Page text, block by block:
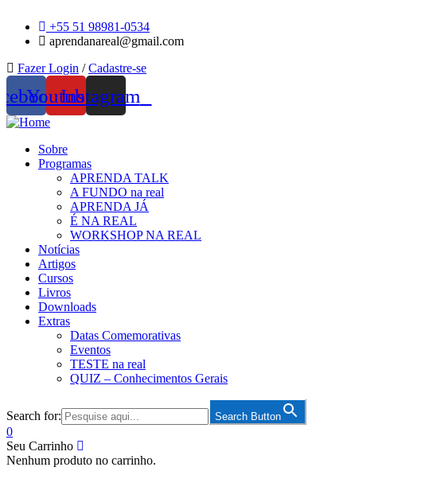
+55 51 98981-0534
aprendanareal@gmail.com
Fazer Login / Cadastre-se
YoutubeInstagram
Sobre
Programas
APRENDA TALK
A FUNDO na real
APRENDA JÁ
É NA REAL
WORKSHOP NA REAL
Notícias
Artigos
Cursos
Livros
Downloads
Extras
Datas Comemorativas
Eventos
TESTE na real
QUIZ – Conhecimentos Gerais
Search for: Search Button
0
Seu Carrinho
Nenhum produto no carrinho.